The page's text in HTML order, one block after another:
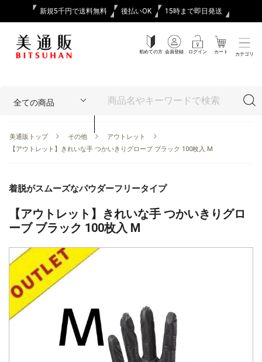
新規5千円で送料無料 後払いOK 15時まで即日発送
初めての方 会員登録 ログイン カート カテゴリ
美通販トップ その他
アウトレット
【アウトレット】きれいな手 つかいきりグローブ ブラック 100枚入 M
着脱がスムーズなパウダーフリータイプ
【アウトレット】きれいな手 つかいきりグロ
ーブ ブラック 100枚入 M